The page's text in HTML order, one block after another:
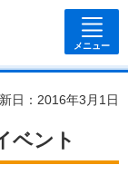
メニュー
日：2016年3月1日
ベント